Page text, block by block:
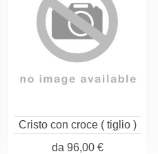
Cristo con croce ( tiglio )
da 96,00 €